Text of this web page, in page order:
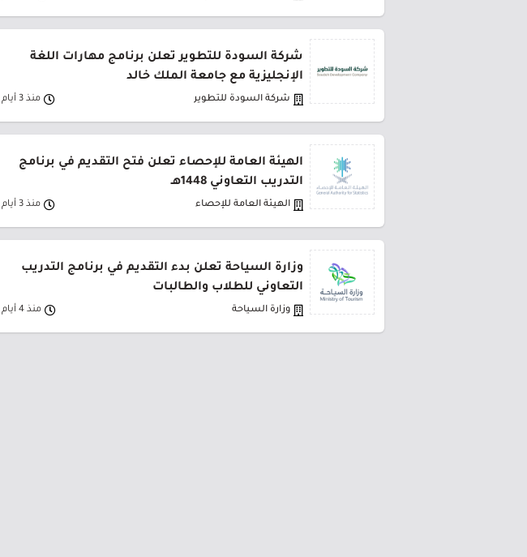
شركة السودة للتطوير تعلن برنامج مهارات اللغة
الإنجليزية مع جامعة الملك خالد
شركة السودة للتطوير منذ 3 أيام
الهيئة العامة للإحصاء تعلن فتح التقديم في برنامج
التدريب التعاوني 1448هـ
الهيئة العامة للإحصاء منذ 3 أيام
وزارة السياحة تعلن بدء التقديم في برنامج التدريب
التعاوني للطلاب والطالبات
وزارة السياحة منذ 4 أيام